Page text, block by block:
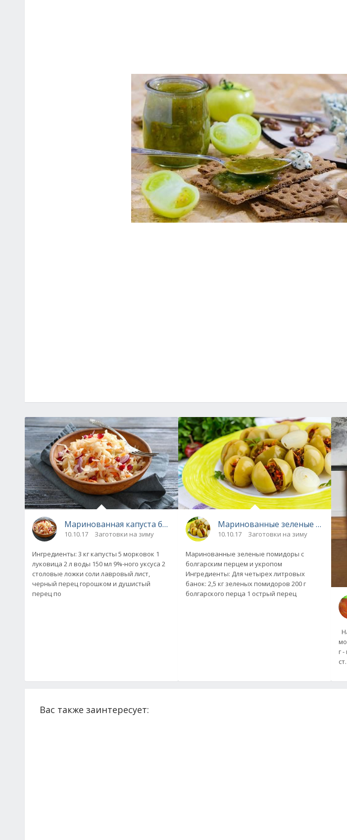
Маринованная капуста без стерилизации
10.10.17 Заготовки на зиму
Ингредиенты: 3 кг капусты 5 морковок 1
луковица 2 л воды 150 мл 9%-ного уксуса 2
столовые ложки соли лавровый лист,
черный перец горошком и душистый
перец по
Маринованные зеленые
10.10.17 Заготовки на зиму
Маринованные зеленые помидоры с
болгарским перцем и укропом
Ингредиенты: Для четырех литровых
банок: 2,5 кг зеленых помидоров 200 г
болгарского перца 1 острый перец
г
Вас также заинтересует: